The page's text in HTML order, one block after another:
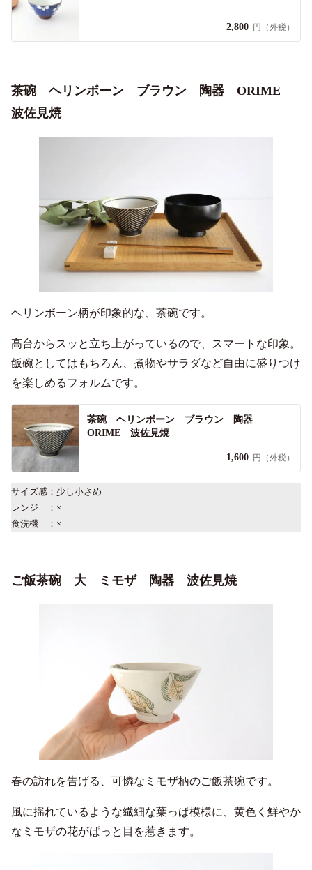
2,800 円（外税）
茶碗 ヘリンボーン ブラウン 陶器 ORIME
波佐見焼
ヘリンボーン柄が印象的な、茶碗です。
高台からスッと立ち上がっているので、スマートな印象。
飯碗としてはもちろん、煮物やサラダなど自由に盛りつけ
を楽しめるフォルムです。
茶碗 ヘリンボーン ブラウン 陶器
ORIME 波佐見焼
1,600 円（外税）
サイズ感：少し小さめ
レンジ ：×
食洗機 ：×
ご飯茶碗 大 ミモザ 陶器 波佐見焼
春の訪れを告げる、可憐なミモザ柄のご飯茶碗です。
風に揺れているような繊細な葉っぱ模様に、黄色く鮮やか
なミモザの花がぱっと目を惹きます。